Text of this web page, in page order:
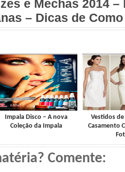
e Mechas 2014
– Dicas de
Impala Disco – A nova
Coleção da Impala
Vestidos
Casamento
Comente: